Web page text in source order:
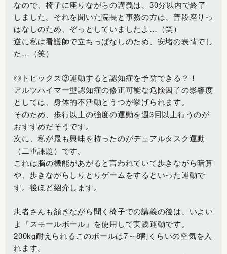
なので、椅子に座りながらの講義は、30分以内で終了
しました。それを聞いた院長と事務の方は、普段座りっ
ぱなしのため、ぞっとしていましたよ…（笑）
逆に私は看護師で立ちっぱなしのため、安堵の表情でし
た…（笑）
◎トピックス③運動すると認知症を予防できる？！
アルツハイマー型認知症の修正可能な危険因子の影響度
としては、身体的不活動とうつが挙げられます。
そのため、歩行以上の強度の運動を週3回以上行うのが
おすすめだそうです。
次に、私が最も興味を持ったのがデュアルタスク運動
（二重課題）です。
これは脳の機能があがると言われていて歩きながら暗算
や、歩きながらしりとりゲームをするといった運動で
す。後ほど紹介します。
患者さんも頷きながら聞く椅子での講義の後は、いよい
よ『スモールボール』を使用して実践運動です。
200kg耐えられるこのボールは7～8割くらいの空気を入
れます。